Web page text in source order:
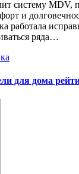
систему MDV,
и
работала
ряда…
для дома